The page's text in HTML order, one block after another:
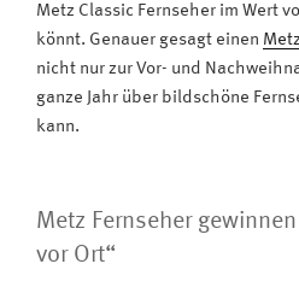
Metz Classic Fernseher im Wert
könnt. Genauer gesagt einen
nicht nur zur Vor- und
ganze Jahr über bildschöne
kann.
Metz Fernseher
vor Ort“